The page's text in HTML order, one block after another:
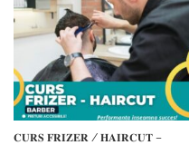
𝐂𝐔𝐑𝐒 𝐅𝐑𝐈𝐙𝐄𝐑 / 𝐇𝐀𝐈𝐑𝐂𝐔𝐓 –